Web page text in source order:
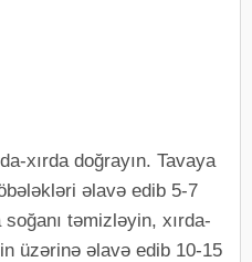
xırda doğrayın. Tavaya
əlavə edib 5-7
təmizləyin, xırda-
üzərinə əlavə edib 10-15